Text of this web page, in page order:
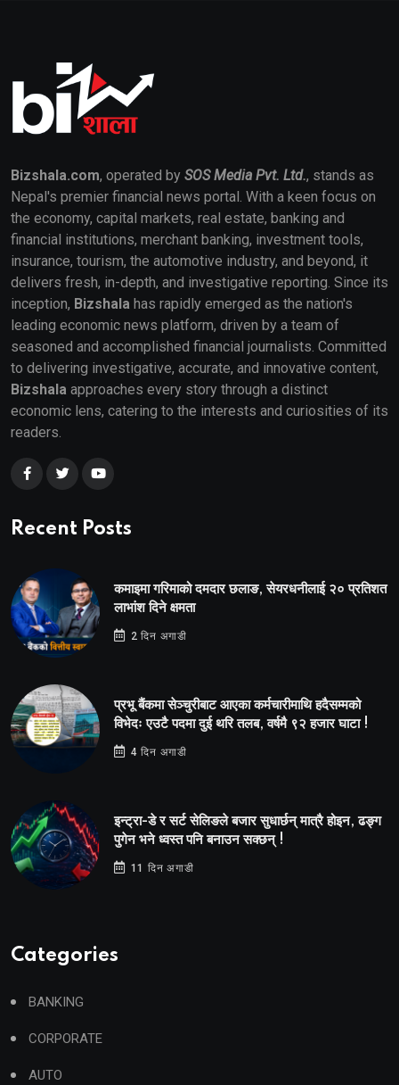
Bizshala.com, operated by SOS Media Pvt. Ltd., stands as
Nepal's premier financial news portal. With a keen focus on
the economy, capital markets, real estate, banking and
financial institutions, merchant banking, investment tools,
insurance, tourism, the automotive industry, and beyond, it
delivers fresh, in-depth, and investigative reporting. Since its
inception, Bizshala has rapidly emerged as the nation's
leading economic news platform, driven by a team of
seasoned and accomplished financial journalists. Committed
to delivering investigative, accurate, and innovative content,
Bizshala approaches every story through a distinct
economic lens, catering to the interests and curiosities of its
readers.
Recent Posts
कमाइमा गरिमाको दमदार छलाङ, सेयरधनीलाई २० प्रतिशत
लाभांश दिने क्षमता
2 दिन अगाडी
प्रभू बैंकमा सेञ्चुरीबाट आएका कर्मचारीमाथि हदैसम्मको
विभेदः एउटै पदमा दुई थरि तलब, वर्षमै ९२ हजार घाटा !
4 दिन अगाडी
इन्ट्रा-डे र सर्ट सेलिङले बजार सुधार्छन् मात्रै होइन, ढङ्ग
पुगेन भने ध्वस्त पनि बनाउन सक्छन् !
11 दिन अगाडी
Categories
BANKING
CORPORATE
AUTO